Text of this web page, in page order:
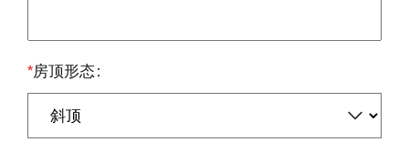
*房顶形态